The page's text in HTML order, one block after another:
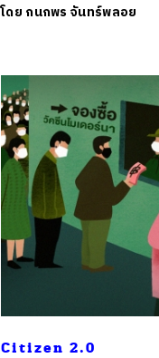
โดย กนกพร จันทร์พลอย
Citizen 2.0
SHARE TWEET